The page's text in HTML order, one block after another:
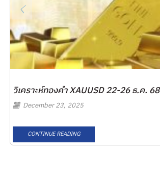
วิเคราะห์ทองคำ XAUUSD 22-26 ธ.ค. 68
December 23, 2025
CONTINUE READING